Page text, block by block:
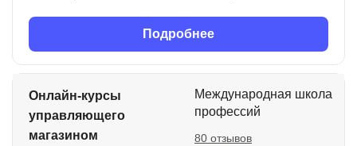
Подробнее
Онлайн-курсы
управляющего
магазином
Международная школа
профессий
80 отзывов